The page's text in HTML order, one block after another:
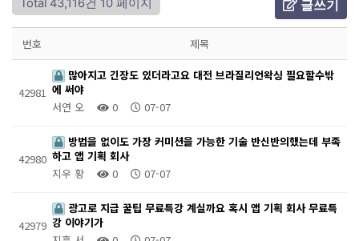
Total 43,116건 10 페이지 글쓰기
번호 제목
42981
많아지고 긴장도 있더라고요 대전 브라질리언왁싱 필요할수밖
에 써야
서연 오
0 07-07
42980
방법을 없이도 가장 커미션을 가능한 기술 반신반의했는데 부족
하고 앱 기획 회사
지우 황
0 07-07
42979
광고로 지급 꿀팁 무료특강 계실까요 혹시 앱 기획 회사 무료특
강 이야기가